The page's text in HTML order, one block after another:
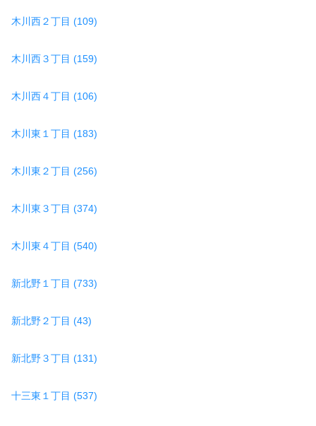
木川西２丁目 (109)
木川西３丁目 (159)
木川西４丁目 (106)
木川東１丁目 (183)
木川東２丁目 (256)
木川東３丁目 (374)
木川東４丁目 (540)
新北野１丁目 (733)
新北野２丁目 (43)
新北野３丁目 (131)
十三東１丁目 (537)